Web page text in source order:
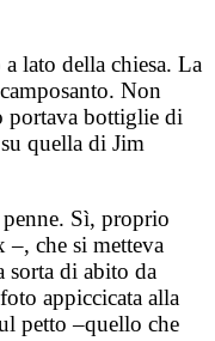
lato della chiesa. La
Non
portava bottiglie di
quella di Jim
penne. Sì, proprio
che si metteva
sorta di abito da
appiccicata alla
petto –quello che